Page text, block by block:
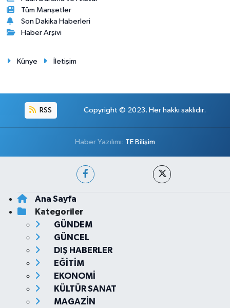
Tüm Manşetler
Son Dakika Haberleri
Haber Arşivi
Künye İletişim
RSS Copyright © 2023. Her hakkı saklıdır.
Haber Yazılımı: TE Bilişim
Ana Sayfa
Kategoriler
GÜNDEM
GÜNCEL
DIŞ HABERLER
EĞİTİM
EKONOMİ
KÜLTÜR SANAT
MAGAZİN